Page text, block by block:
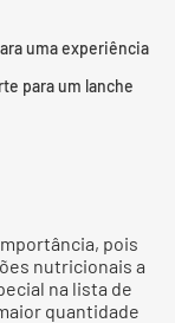
uma experiência
para um lanche
pois
nutricionais a
na lista de
quantidade